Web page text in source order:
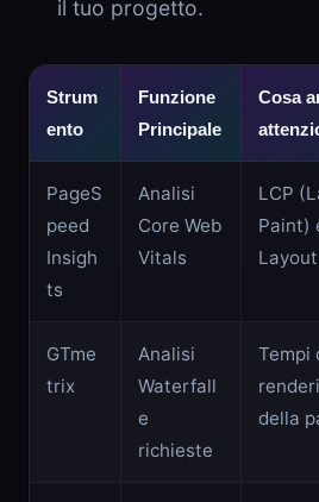
il tuo progetto.
Strum
ento
Funzione
Principale
Cosa
PageS
peed
Insigh
ts
Analisi
Core Web
Vitals
LCP
Paint)
GTme
trix
Analisi
Waterfall
e
richieste
Tempi
della